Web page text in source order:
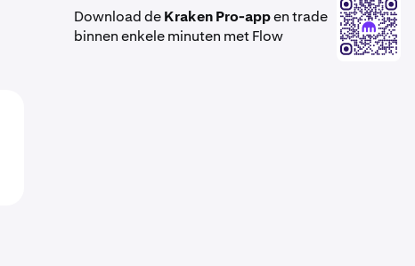
Download deKraken Pro-appen trade
binnen enkele minuten met Flow